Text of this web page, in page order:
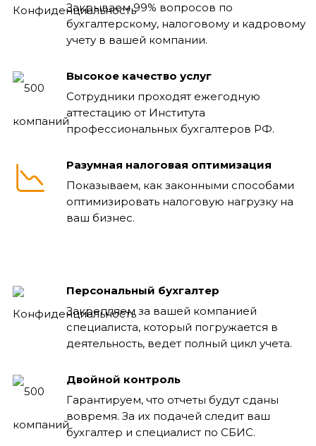
Закрываем 99% вопросов по
бухгалтерскому, налоговому и кадровому
учету в вашей компании.
Высокое качество услуг
Сотрудники проходят ежегодную
аттестацию от Института
профессиональных бухгалтеров РФ.
Разумная налоговая оптимизация
Показываем, как законными способами
оптимизировать налоговую нагрузку на
ваш бизнес.
Персональный бухгалтер
Закрепляем за вашей компанией
специалиста, который погружается в
деятельность, ведет полный цикл учета.
Двойной контроль
Гарантируем, что отчеты будут сданы
вовремя. За их подачей следит ваш
бухгалтер и специалист по СБИС.